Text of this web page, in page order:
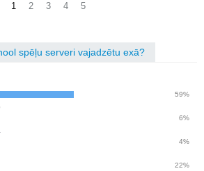
1 2 3 4 5
spēļu serveri vajadzētu exā?
59%
6%
4%
22%